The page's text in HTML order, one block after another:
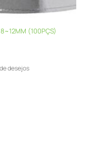
(100PÇS)
desejos